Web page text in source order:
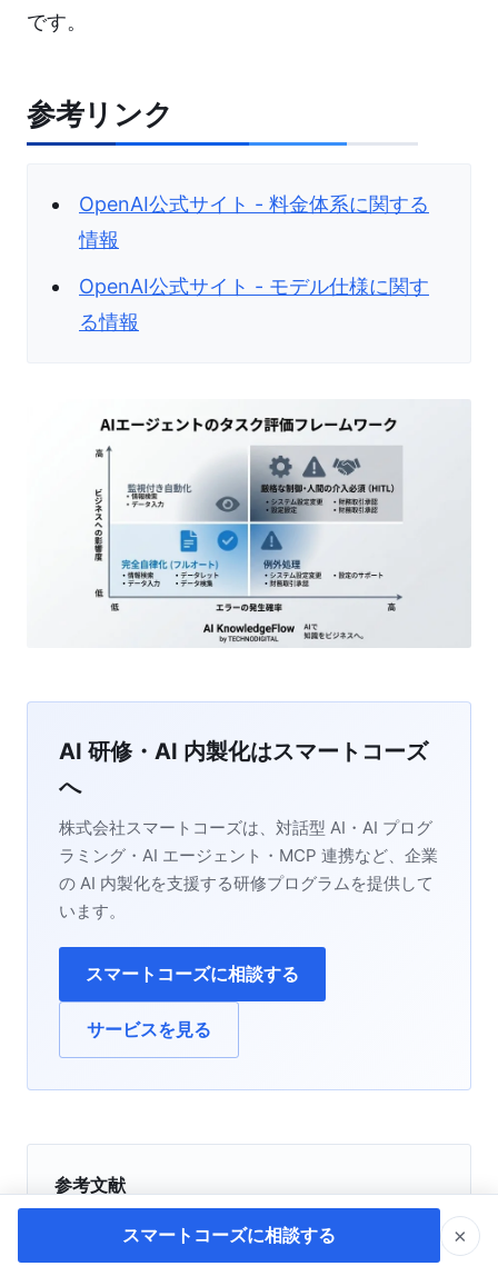
です。
参考リンク
OpenAI公式サイト - 料金体系に関する
情報
OpenAI公式サイト - モデル仕様に関す
る情報
AI 研修・AI 内製化はスマートコーズ
へ
株式会社スマートコーズは、対話型 AI・AI プログ
ラミング・AI エージェント・MCP 連携など、企業
の AI 内製化を支援する研修プログラムを提供して
います。
スマートコーズに相談する
サービスを見る
参考文献
https://note.com/linklab/n/n4a17ce2508c0
https://bizvac.jp/claude-%E6%9C%80%E6%96%B
スマートコーズに相談する ×